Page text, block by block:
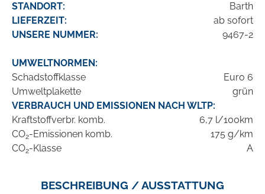
STANDORT:
Barth
LIEFERZEIT:
ab sofort
UNSERE NUMMER:
9467-2
UMWELTNORMEN:
Schadstoffklasse
Euro 6
Umweltplakette
grün
VERBRAUCH UND EMISSIONEN NACH WLTP:
Kraftstoffverbr. komb.
6,7 l/100km
CO2-Emissionen komb.
175 g/km
CO2-Klasse A
BESCHREIBUNG / AUSSTATTUNG